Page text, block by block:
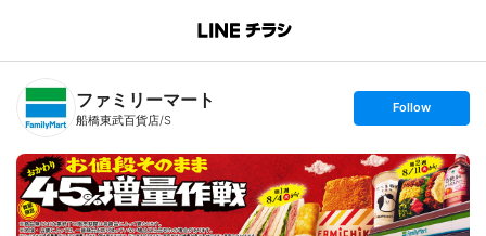
B
n
T
ファミリーマート
船橋東武百貨店/S
s
t
o
l
l
o
w
Follow